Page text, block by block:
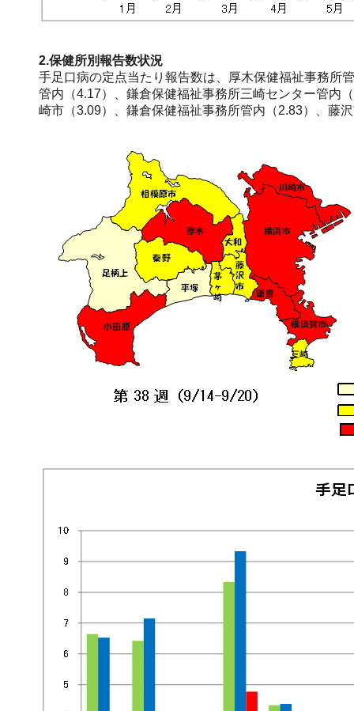
2.保健所別報告数状況
手足口病の定点当たり報告数は、厚木保健福祉事務所
管内（4.17）、鎌倉保健福祉事務所三崎センター管内
崎市（3.09）、鎌倉保健福祉事務所管内（2.83）、藤